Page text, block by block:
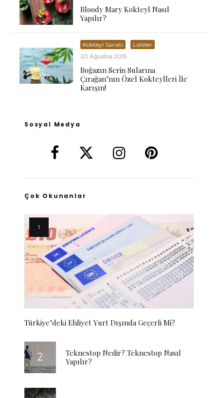
Bloody Mary Kokteyl Nasıl
Yapılır?
Kokteyl Sanatı Listeler
·
20 Ağustos 2015
Boğazın Serin Sularına
Çırağan’nın Özel Kokteylleri İle
Karışın!
Sosyal Medya
Çok Okunanlar
Türkiye’deki Ehliyet Yurt Dışında Geçerli Mi?
Teknestop Nedir? Teknestop Nasıl
Yapılır?